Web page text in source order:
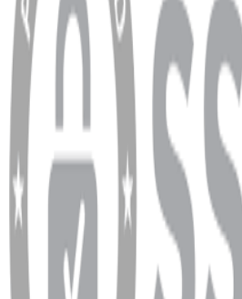
Ödeme ve Teslimat Şartları
Garanti ve İade Şartları
info@dukkanhifi.com
0850 441 40 44
info@dukkanhifi.com 0850 441 40 44
Çalışma Saatleri: Pazartesi - Cuma